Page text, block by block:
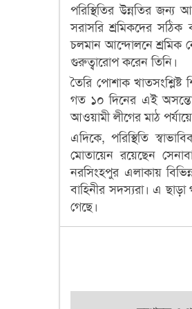
পরিস্থিতির উন্নতির
সরাসরি শ্রমিকদের সঠিক
চলমান আন্দোলনে শ্রমিক
গুরুত্বারোপ করেন তিনি।
তৈরি পোশাক
গত ১০ দিনের এই
আওয়ামী লীগের মাঠ
এদিকে, পরিস্থিতি
মোতায়েন রয়েছেন
নরসিংহপুর এলাকায়
বাহিনীর সদস্যরা। এ ছাড়া
গেছে।